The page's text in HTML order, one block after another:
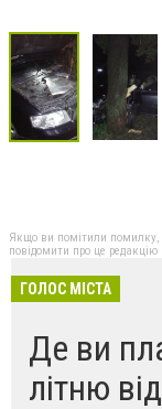
Якщо ви помітили помилку,
повідомити про це редакцію
ГОЛОС МІСТА
Де ви
літню